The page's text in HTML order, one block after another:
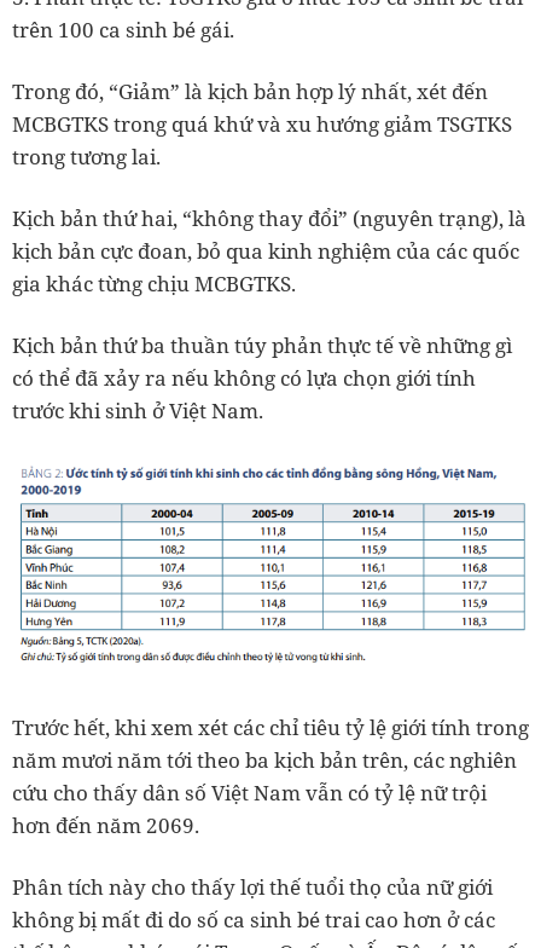
trên 100 ca sinh bé gái.
Trong đó, “Giảm” là kịch bản hợp lý nhất, xét đến
MCBGTKS trong quá khứ và xu hướng giảm TSGTKS
trong tương lai.
Kịch bản thứ hai, “không thay đổi” (nguyên trạng), là
kịch bản cực đoan, bỏ qua kinh nghiệm của các quốc
gia khác từng chịu MCBGTKS.
Kịch bản thứ ba thuần túy phản thực tế về những gì
có thể đã xảy ra nếu không có lựa chọn giới tính
trước khi sinh ở Việt Nam.
Trước hết, khi xem xét các chỉ tiêu tỷ lệ giới tính trong
năm mươi năm tới theo ba kịch bản trên, các nghiên
cứu cho thấy dân số Việt Nam vẫn có tỷ lệ nữ trội
hơn đến năm 2069.
Phân tích này cho thấy lợi thế tuổi thọ của nữ giới
không bị mất đi do số ca sinh bé trai cao hơn ở các